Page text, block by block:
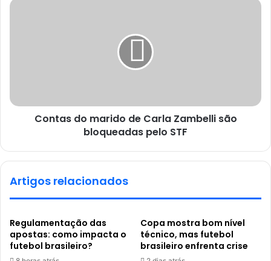
Contas do marido de Carla Zambelli são
bloqueadas pelo STF
Artigos relacionados
Regulamentação das
apostas: como impacta o
futebol brasileiro?
Copa mostra bom nível
técnico, mas futebol
brasileiro enfrenta crise